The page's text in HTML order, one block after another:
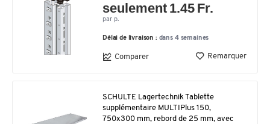
seulement 1.45 Fr.
par p.
Délai de livraison : dans 4 semaines
Comparer Remarquer
SCHULTE Lagertechnik Tablette
supplémentaire MULTIPlus 150,
750x300 mm, rebord de 25 mm, avec